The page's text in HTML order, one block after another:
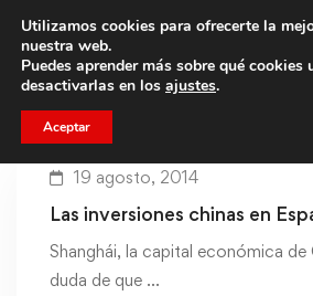
Trae a un amigo y llevaos un total
19 agosto, 2014
Las inversiones chinas en
Shanghái, la capital económica
duda de que …
Utilizamos cookies para ofrecerte la
nuestra web.
Puedes aprender más sobre qué cookies
desactivarlas en los ajustes.
Aceptar